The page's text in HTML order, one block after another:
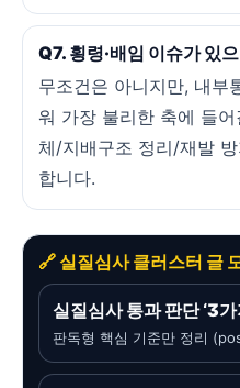
Q7. 횡령·배임 이슈가 있
무조건은 아니지만, 내부
워 가장 불리한 축에 들
체/지배구조 정리/재발
합니다.
🔗 실질심사 클러스터 글
실질심사 통과 판단 ‘3
판독형 핵심 기준만 정리